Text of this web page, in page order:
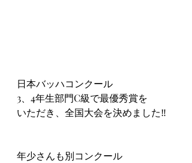
日本バッハコンクール
3、4年生部門C級で最優秀賞を
いただき、全国大会を決めました‼️
年少さんも別コンクール